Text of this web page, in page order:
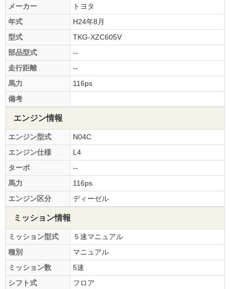
メーカー
トヨタ
年式
H24年8月
型式
TKG-XZC605V
部品型式
--
走行距離
--
馬力
116ps
備考
エンジン情報
エンジン型式
N04C
エンジン仕様
L4
ターボ
--
馬力
116ps
エンジン区分
ディーゼル
ミッション情報
ミッション型式
５速マニュアル
種別
マニュアル
ミッション数
5速
シフト式
フロア